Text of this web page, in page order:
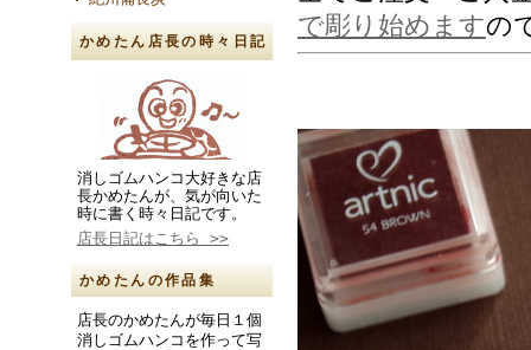
かめたん店長の時々日記
消しゴムハンコ大好きな店
長かめたんが、気が向いた
時に書く時々日記です。
店長日記はこちら >>
かめたんの作品集
店長のかめたんが毎日１個
消しゴムハンコを作って写
で彫り始めますの